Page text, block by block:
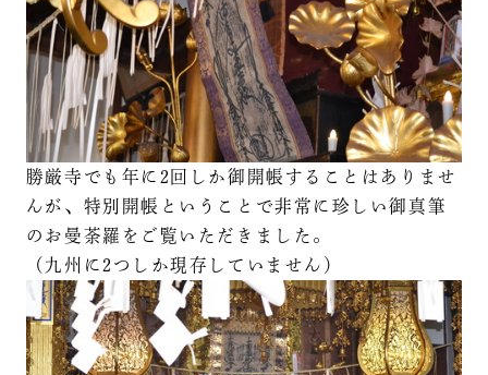
勝厳寺でも年に2回しか御開帳することはありませ
んが、特別開帳ということで非常に珍しい御真筆
のお曼荼羅をご覧いただきました。
（九州に2つしか現存していません）